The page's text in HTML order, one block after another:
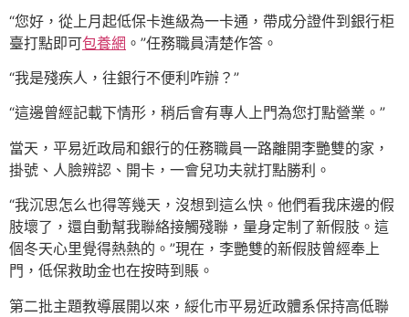
“您好，從上月起低保卡進級為一卡通，帶成分證件到銀行柜
臺打點即可包養網 。”任務職員清楚作答。
“我是殘疾人，往銀行不便利咋辦？”
“這邊曾經記載下情形，稍后會有專人上門為您打點營業。”
當天，平易近政局和銀行的任務職員一路離開李艷雙的家，
掛號、人臉辨認、開卡，一會兒功夫就打點勝利。
“我沉思怎么也得等幾天，沒想到這么快。他們看我床邊的假
肢壞了，還自動幫我聯絡接觸殘聯，量身定制了新假肢。這
個冬天心里覺得熱熱的。”現在，李艷雙的新假肢曾經奉上
門，低保救助金也在按時到賬。
第二批主題教導展開以來，綏化市平易近政體系保持高低聯